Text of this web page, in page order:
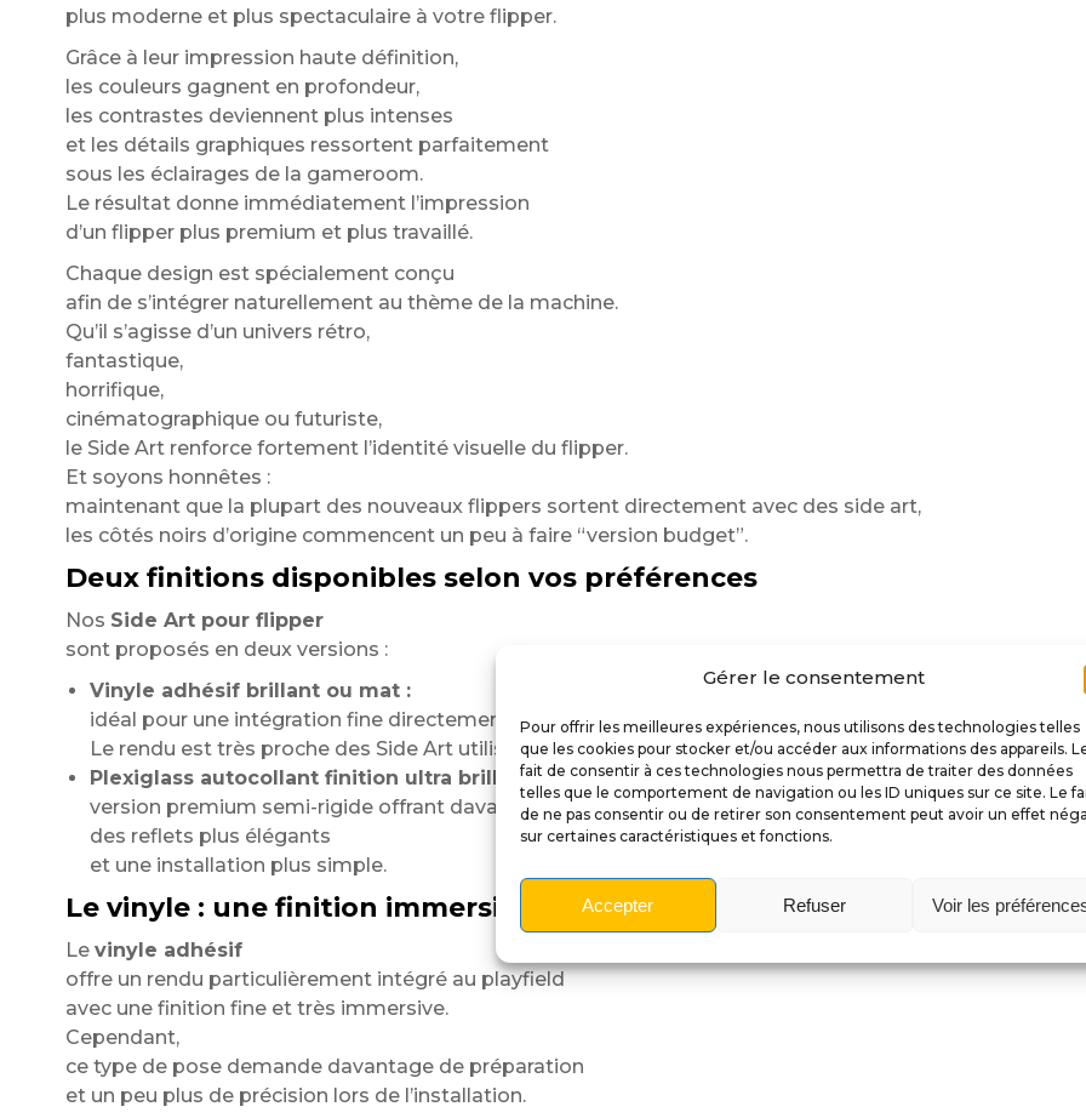
Gérer le consentement
Pour offrir les meilleures expériences, nous utilisons des technologies telles
que les cookies pour stocker et/ou accéder aux informations des appareils.
fait de consentir à ces technologies nous permettra de traiter des données
telles que le comportement de navigation ou les ID uniques sur ce site. Le
de ne pas consentir ou de retirer son consentement peut avoir un effet
sur certaines caractéristiques et fonctions.
Accepter Refuser Voir les
plus moderne et plus spectaculaire à votre flipper.
Grâce à leur impression haute définition,
les couleurs gagnent en profondeur,
les contrastes deviennent plus intenses
et les détails graphiques ressortent parfaitement
sous les éclairages de la gameroom.
Le résultat donne immédiatement l’impression
d’un flipper plus premium et plus travaillé.
Chaque design est spécialement conçu
afin de s’intégrer naturellement au thème de la machine.
Qu’il s’agisse d’un univers rétro,
fantastique,
horrifique,
cinématographique ou futuriste,
le Side Art renforce fortement l’identité visuelle du flipper.
Et soyons honnêtes :
maintenant que la plupart des nouveaux flippers sortent directement avec des side art,
les côtés noirs d’origine commencent un peu à faire “version budget”.
Deux finitions disponibles selon vos préférences
Nos Side Art pour flipper
sont proposés en deux versions :
Vinyle adhésif brillant ou mat :
idéal pour une intégration fine directement sur les côtés du plateau.
Le rendu est très proche des Side Art utilisés sur les machines custom professionnelles.
Plexiglass autocollant finition ultra brillante :
version premium semi-rigide offrant davantage de profondeur,
des reflets plus élégants
et une installation plus simple.
Le vinyle : une finition immersive mais plus technique à installer
Le vinyle adhésif
offre un rendu particulièrement intégré au playfield
avec une finition fine et très immersive.
Cependant,
ce type de pose demande davantage de préparation
et un peu plus de précision lors de l’installation.